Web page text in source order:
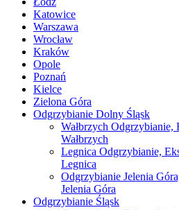
Katowice
Warszawa
Wrocław
Kraków
Opole
Poznań
Kielce
Zielona Góra
Odgrzybianie Dolny Śląsk
Wałbrzych
Wałbrzych
Legnica Odgrzybianie,
Legnica
Odgrzybianie Jelenia
Jelenia Góra
Odgrzybianie Śląsk